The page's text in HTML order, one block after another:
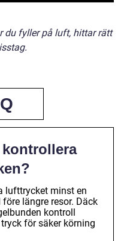
du fyller på luft, hittar rätt
lufttrycket minst en
längre resor. Däck
kontroll
för säker körning